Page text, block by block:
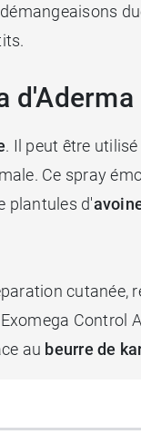
d'Aderma
. Il peut être
Ce spray
plantules d'
cutanée,
Control
au beurre de